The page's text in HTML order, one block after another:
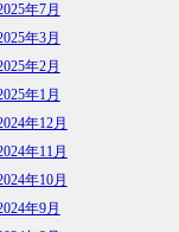
年7月
年3月
年2月
年1月
年12月
年11月
年10月
年9月